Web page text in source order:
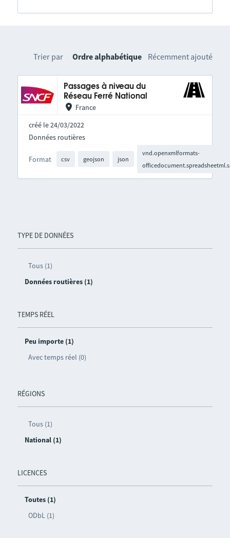
TYPE DE DONNÉES
Tous (1)
Données routières (1)
TEMPS RÉEL
Peu importe (1)
Avec temps réel (0)
RÉGIONS
Tous (1)
National (1)
LICENCES
Toutes (1)
ODbL (1)
Trier par Ordre alphabétique Récemment ajouté
Passages à niveau du
Réseau Ferré National
France
créé le 24/03/2022
Format csv geojson json
vnd.openxmlformats-
Données routières